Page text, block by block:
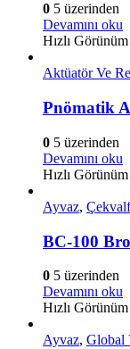
0 5 üzerinden
Devamını oku
Hızlı Görünüm
Aktüatör Ve
Pnömatik
0 5 üzerinden
Devamını oku
Hızlı Görünüm
Ayvaz,
BC-100
0 5 üzerinden
Devamını oku
Hızlı Görünüm
Ayvaz, Global